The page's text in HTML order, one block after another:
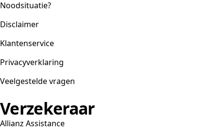
Noodsituatie?
Disclaimer
Klantenservice
Privacyverklaring
Veelgestelde vragen
Verzekeraar
Allianz Assistance